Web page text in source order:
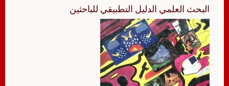
البحث العلمي الدليل التطبيقي للباحثين